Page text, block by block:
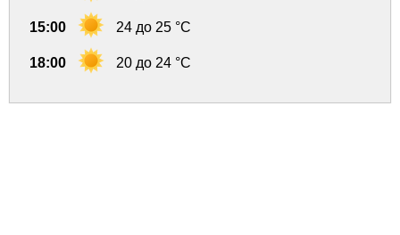
15:00 24 до 25 °C
18:00 20 до 24 °C